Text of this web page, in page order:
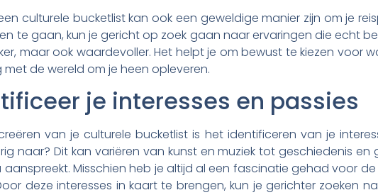
culturele bucketlist kan ook een geweldige manier zijn om je
te gaan, kun je gericht op zoek gaan naar ervaringen die echt
maar ook waardevoller. Het helpt je om bewust te kiezen voor
de wereld om je heen opleveren.
je interesses en passies
van je culturele bucketlist is het identificeren van je
naar? Dit kan variëren van kunst en muziek tot geschiedenis
Misschien heb je altijd al een fascinatie gehad voor
deze interesses in kaart te brengen, kun je gerichter zoeken